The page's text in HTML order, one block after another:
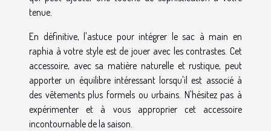
tenue.
En définitive, l'astuce pour intégrer le sac à main en
raphia à votre style est de jouer avec les contrastes. Cet
accessoire, avec sa matière naturelle et rustique, peut
apporter un équilibre intéressant lorsqu'il est associé à
des vêtements plus formels ou urbains. N'hésitez pas à
expérimenter et à vous approprier cet accessoire
incontournable de la saison.